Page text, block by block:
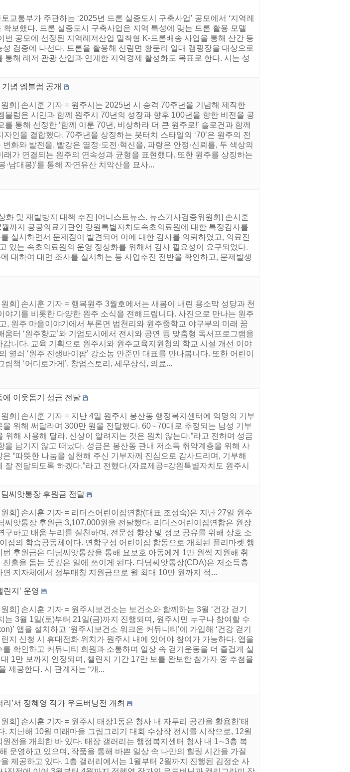
통부가 주관하는 ‘2025년 드론 실증도시 구축사업’ 공모에서 ‘지역레
보했다. 드론 실증도시 구축사업은 지역 특성에 맞는 드론 활용 모델
공모에 선정된 지역레저산업 밀착형 K-드론배송 사업을 통해 산간 등
검증에 나선다. 드론을 활용해 신림면 황둔리 일대 캠핑장을 대상으로
해 레저 관광 산업과 연계한 지역경제 활성화도 목표로 한다. 시는 성
념 엠블럼 공개
회] 손시훈 기자 = 원주시는 2025년 시 승격 70주년을 기념해 제작한
블럼은 시민과 함께 원주시 70년의 성장과 향후 100년을 향한 비전을 공
통해 선정한 ‘함께 이룬 70년, 비상하라 더 큰 원주로!’ 슬로건과 함께
인을 결합했다. 70주년을 상징하는 붓터치 스타일의 ‘70’은 원주의 전
화와 발전을, 빨강은 열정·도전·혁신을, 파랑은 안정·신뢰를, 두 색상의
래가 연결되는 원주의 연속성과 균형을 표현했다. 또한 원주를 상징하는
·남대봉)’를 통해 자연유산 치악산을 묘사...
및 재발방지 대책 추진 [어니스트뉴스. 뉴스기사검증위원회] 손시훈
까지 공공의료기관인 강원특별자치도속초의료원에 대한 특정감사를
실시하면서 문제점이 발견되어 이에 대한 감사를 의뢰하였고, 의료진
있는 속초의료원의 운영 정상화를 위해서 감사 필요성이 요구되었다.
대하여 대면 조사를 실시하는 등 사업추진 전반을 확인하고, 문제발생
회] 손시훈 기자 = 행복원주 3월호에서는 새봄이 내린 용소막 성당과 천
야기를 비롯한 다양한 원주 소식을 전해드립니다. 사진으로 만나는 원주
, 원주 마을이야기에서 부론면 법천리와 원주중학교 야구부의 미래 꿈
터 ‘원주향교’와 기업도시에서 전시와 공연 등 맞춤형 독서프로그램을
갑니다. 교육 기획으로 원주시와 원주교육지원청의 학교 시설 개선 이야
열쇠 ‘원주 진생바이팜’ 강소농 안준민 대표를 만나봅니다. 또한 어린이
책 ‘어디로가게’, 창업스토리, 세무상식, 의료...
에 이웃돕기 성금 전달
회] 손시훈 기자 = 지난 4일 원주시 봉산동 행정복지센터에 익명의 기부
위해 써달라며 300만 원을 전달했다. 60∼70대로 추정되는 남성 기부
위해 사용해 달라. 신상이 알려지는 것은 원치 않는다.”라고 전하며 성금
을 남기지 않고 떠났다. 성금은 봉산동 관내 저소득 취약계층을 위해 사
“따뜻한 나눔을 실천해 주신 기부자께 진심으로 감사드리며, 기부해
잘 전달되도록 하겠다.”라고 전했다.(자료제공=강원특별자치도 원주시
씨앗통장 후원금 전달
회] 손시훈 기자 = 리더스어린이집연합(대표 조성숙)은 지난 27일 원주
씨앗통장 후원금 3,107,000원을 전달했다. 리더스어린이집연합은 원장
구하고 배움 누리를 실천하며, 전문성 향상 및 정보 공유를 위해 상호 소
집의 학습공동체이다. 연합구성 어린이집 합동으로 개최된 플리마켓 행
후원금은 디딤씨앗통장을 통해 요보호 아동에게 1만 원씩 지원해 취
출을 돕는 뜻깊은 일에 쓰이게 된다. 디딤씨앗통장(CDA)은 저소득층
지자체에서 정부매칭 지원금으로 월 최대 10만 원까지 적...
지’ 운영
회] 손시훈 기자 = 원주시보건소는 보건소와 함께하는 3월 ‘건강 걷기
는 3월 1일(토)부터 21일(금)까지 진행되며, 원주시민 누구나 참여할 수
앱을 설치하고 ‘원주시보건소 워크온 커뮤니티’에 가입해 ‘건강 걷기
지 신청 시 휴대전화 위치가 원주시 내에 있어야 참여가 가능하다. 앱을
확인하고 커뮤니티 회원과 소통하며 일상 속 걷기운동을 더 즐겁게 실
1만 보까지 인정되며, 챌린지 기간 17만 보를 완보한 참가자 중 추첨을
제공한다. 시 관계자는 “개...
’서 정혜영 작가 우드버닝전 개최
회] 손시훈 기자 = 원주시 태장1동은 청사 내 자투리 공간을 활용한‘태
. 지난해 10월 미래마을 그림그리기 대회 수상작 전시를 시작으로, 12월
전을 개최한 바 있다. 태장 갤러리는 행정복지센터 청사 내 1∼3층 복
운영하고 있으며, 작품을 통해 바쁜 일상 속 나만의 힐링 시간을 가질
제공하고 있다. 1층 갤러리에서는 1월부터 2월까지 진행된 김정순 사